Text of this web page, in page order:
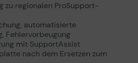
zu regionalen ProSupport-
automatisierte
Fehlervorbeugung
mit SupportAssist
nach dem Ersetzen zum